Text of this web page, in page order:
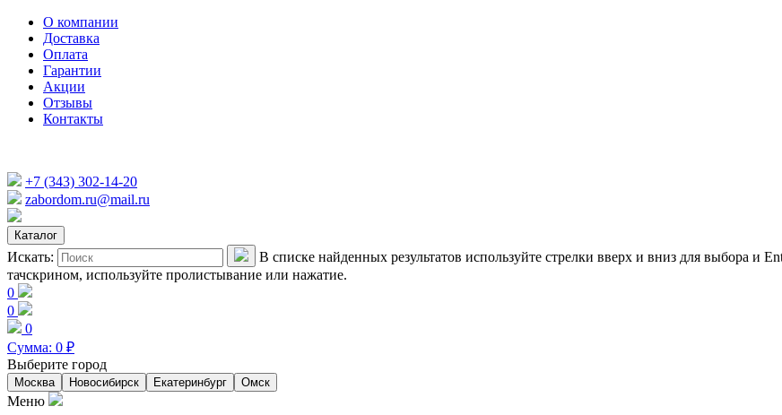
О компании
Доставка
Оплата
Гарантии
Акции
Отзывы
Контакты
+7 (343) 302-14-20
zabordom.ru@mail.ru
Каталог
Искать:
В списке найденных результатов используйте стрелки вверх и вниз для выбора и
тачскрином, используйте пролистывание или нажатие.
0
0
0
Сумма: 0 ₽
Выберите город
Москва Новосибирск Екатеринбург Омск
Меню